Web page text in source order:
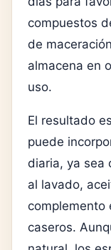
compuestos
de
almacena en
uso.
El resultado
puede
diaria, ya sea
al lavado,
complemento
caseros.